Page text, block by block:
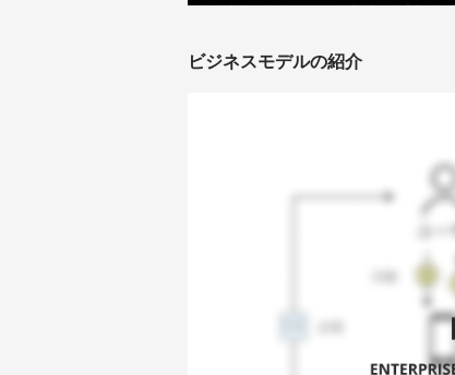
ビジネスモデルの紹介